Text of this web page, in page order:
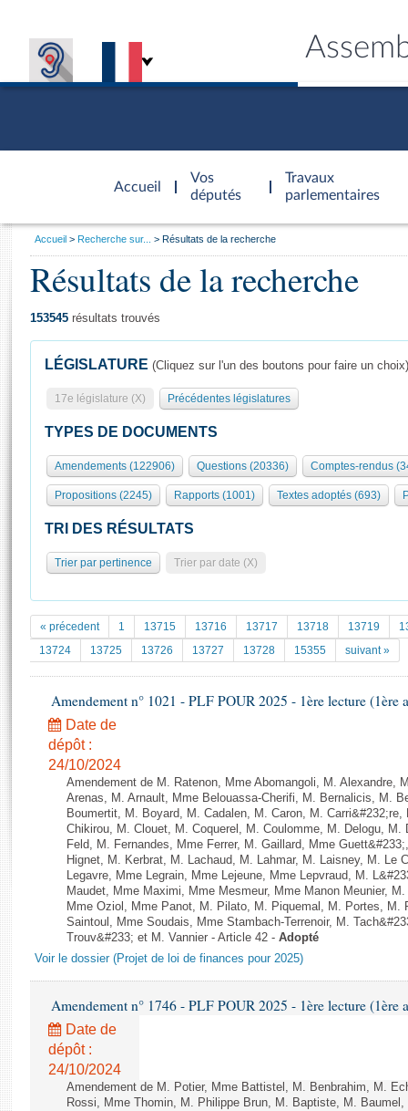
Accueil
d'accueil
Vos
députés
Travaux
parlementaires
Présidence
577 députés
Groupes politiques
Séance publique
Commissions et autres organes
Europe et International
Pétitions
Documents parlementaires
Projets de loi
Propositions de loi
Amendements
Textes adoptés
Rapports d'information
Rapports d'enquête
Rapports législatifs
Rapports sur l'application des lois
Baromètre de l’application des lois
Dossiers législatifs
Budget et sécurité sociale
Comptes rendus des débats
Général
Rôle et pouvoirs de l'Assemblée
Organisation de l'Assemblée
Présidence Conférence des Présidents Bureau Collège des
Statistiques et chiffres clés
Documents de référence
( Constitution | Règlement de l'Assemblée ... )
Histoire
Juniors
Anciennes législatures
Liens vers les sites publics
Visiter l'Assemblée
Visite virtuelle du palais Bourbon
Assister à une séance
La Bibliothèque
Les archives
Photos libres de droit
Vous
Accueil Recherche sur... Résultats de la recherche
Résultats de la recherche
153545 résultats trouvés
LÉGISLATURE (Cliquez sur l'un des boutons pour faire un choix)
17e législature (X) Précédentes législatures
TYPES DE DOCUMENTS
Amendements (122906) Questions (20336) Comptes-rendus
Propositions (2245) Rapports (1001) Textes adoptés (693)
TRI DES RÉSULTATS
Trier par pertinence Trier par date (X)
« précedent 1 13715 13716 13717 13718 13719
13724
13725 13726 13727 13728 15355 suivant »
Amendement n° 1021 - PLF POUR 2025 - 1ère lecture (1ère
Date de
dépôt :
24/10/2024
Amendement de M. Ratenon, Mme Abomangoli, M. Alexandre,
Arenas, M. Arnault, Mme Belouassa-Cherifi, M. Bernalicis, M.
Boumertit, M. Boyard, M. Cadalen, M. Caron, M.
Chikirou, M. Clouet, M. Coquerel, M. Coulomme, M. Delogu, M.
Feld, M. Fernandes, Mme Ferrer, M. Gaillard, Mme
Hignet, M. Kerbrat, M. Lachaud, M. Lahmar, M. Laisney, M. Le
Legavre, Mme Legrain, Mme Lejeune, Mme Lepvraud, M.
Maudet, Mme Maximi, Mme Mesmeur, Mme Manon Meunier,
Mme Oziol, Mme Panot, M. Pilato, M. Piquemal, M. Portes, M.
Saintoul, Mme Soudais, Mme Stambach-Terrenoir, M.
Trouv&#233; et M. Vannier - Article 42 - Adopté
Voir le dossier (Projet de loi de finances pour 2025)
Amendement n° 1746 - PLF POUR 2025 - 1ère lecture (1ère
Date de
dépôt :
24/10/2024
Amendement de M. Potier, Mme Battistel, M. Benbrahim, M.
Rossi, Mme Thomin, M. Philippe Brun, M. Baptiste, M.